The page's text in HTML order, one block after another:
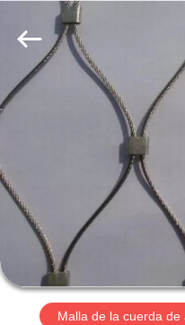
HOGAR
PRODUCTOS
SOBRE
NOSOTROS
VIAJE
alambre
inoxidable
Proveedor.
Copyright
©
2018
Rights
Reserved.
Malla de la cuerda